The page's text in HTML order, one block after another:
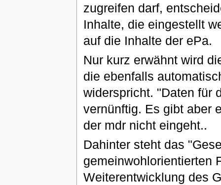
zugreifen darf,
Inhalte, die eingestellt
auf die Inhalte der ePa.
Nur kurz erwähnt wird
die ebenfalls
widerspricht. "Daten für
vernünftig. Es gibt aber
der mdr nicht eingeht..
Dahinter steht das
gemeinwohlorientierten
Weiterentwicklung des